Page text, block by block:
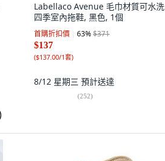
Labellaco Avenue 毛巾材質可水洗
四季室內拖鞋, 黑色, 1個
首購折扣價 63%$371
$137
($137.00/1套)
8/12 星期三 預計送達
(252)